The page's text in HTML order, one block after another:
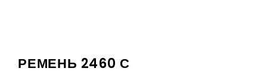
РЕМЕНЬ 2460 С